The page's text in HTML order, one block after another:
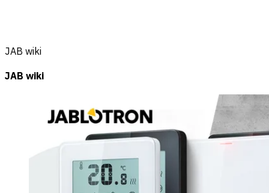
JAB wiki
JAB wiki